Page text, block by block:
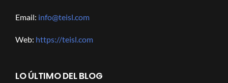
Email: info@teisl.com
Web: https://teisl.com
LO ÚLTIMO DEL BLOG